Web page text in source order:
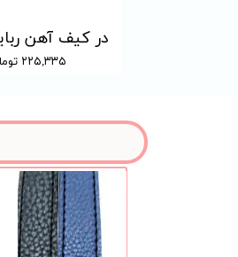
۲۲۵,۳۳۵ تومان